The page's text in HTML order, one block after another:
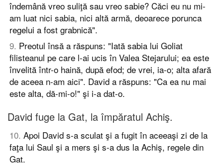
îndemână vreo suliţă sau vreo sabie? Căci eu nu mi-
am luat nici sabia, nici altă armă, deoarece porunca
regelui a fost grabnică".
9. Preotul însă a răspuns: "Iată sabia lui Goliat
filisteanul pe care l-ai ucis în Valea Stejarului; ea este
învelită într-o haină, după efod; de vrei, ia-o; alta afară
de aceea n-am aici". David a răspuns: "Ca ea nu mai
este alta, dă-mi-o!" şi i-a dat-o.
David fuge la Gat, la împăratul Achiş.
10. Apoi David s-a sculat şi a fugit în aceeaşi zi de la
faţa lui Saul şi a mers şi s-a dus la Achiş, regele din
Gat.